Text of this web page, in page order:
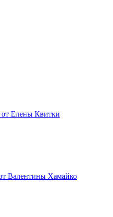
от Елены Квитки
Валентины Хамайко